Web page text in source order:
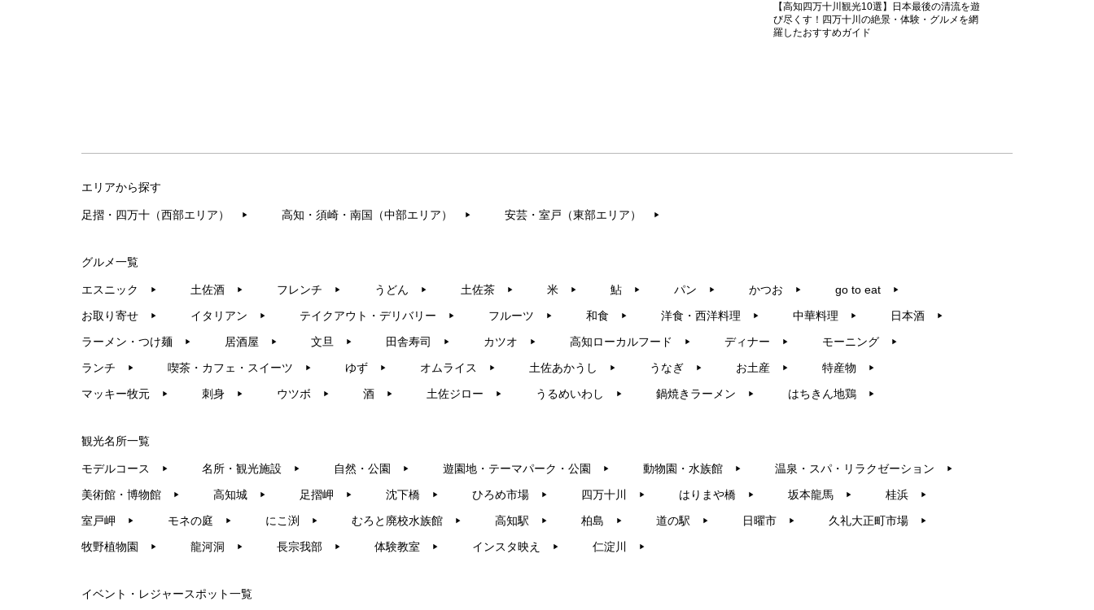
【高知四万十川観光10選】日本最後の清流を遊
び尽くす！四万十川の絶景・体験・グルメを網
羅したおすすめガイド
エリアから探す
足摺・四万十（西部エリア） ▶︎ 高知・須崎・南国（中部エリア） ▶︎ 安芸・室戸（東部エリア） ▶︎
グルメ一覧
エスニック ▶︎ 土佐酒 ▶︎ フレンチ ▶︎ うどん ▶︎ 土佐茶 ▶︎ 米 ▶︎ 鮎 ▶︎ パン ▶︎ かつお ▶︎ go to eat ▶︎
お取り寄せ ▶︎ イタリアン ▶︎ テイクアウト・デリバリー ▶︎ フルーツ ▶︎ 和食 ▶︎ 洋食・西洋料理 ▶︎ 中華料理 ▶︎ 日本酒 ▶︎
ラーメン・つけ麺 ▶︎ 居酒屋 ▶︎ 文旦 ▶︎ 田舎寿司 ▶︎ カツオ ▶︎ 高知ローカルフード ▶︎ ディナー ▶︎ モーニング ▶︎
ランチ ▶︎ 喫茶・カフェ・スイーツ ▶︎ ゆず ▶︎ オムライス ▶︎ 土佐あかうし ▶︎ うなぎ ▶︎ お土産 ▶︎ 特産物 ▶︎
マッキー牧元 ▶︎ 刺身 ▶︎ ウツボ ▶︎ 酒 ▶︎ 土佐ジロー ▶︎ うるめいわし ▶︎ 鍋焼きラーメン ▶︎ はちきん地鶏 ▶︎
観光名所一覧
モデルコース ▶︎ 名所・観光施設 ▶︎ 自然・公園 ▶︎ 遊園地・テーマパーク・公園 ▶︎ 動物園・水族館 ▶︎ 温泉・スパ・リラクゼーション ▶︎
美術館・博物館 ▶︎ 高知城 ▶︎ 足摺岬 ▶︎ 沈下橋 ▶︎ ひろめ市場 ▶︎ 四万十川 ▶︎ はりまや橋 ▶︎ 坂本龍馬 ▶︎ 桂浜 ▶︎
室戸岬 ▶︎ モネの庭 ▶︎ にこ渕 ▶︎ むろと廃校水族館 ▶︎ 高知駅 ▶︎ 柏島 ▶︎ 道の駅 ▶︎ 日曜市 ▶︎ 久礼大正町市場 ▶︎
牧野植物園 ▶︎ 龍河洞 ▶︎ 長宗我部 ▶︎ 体験教室 ▶︎ インスタ映え ▶︎ 仁淀川 ▶︎
イベント・レジャースポット一覧